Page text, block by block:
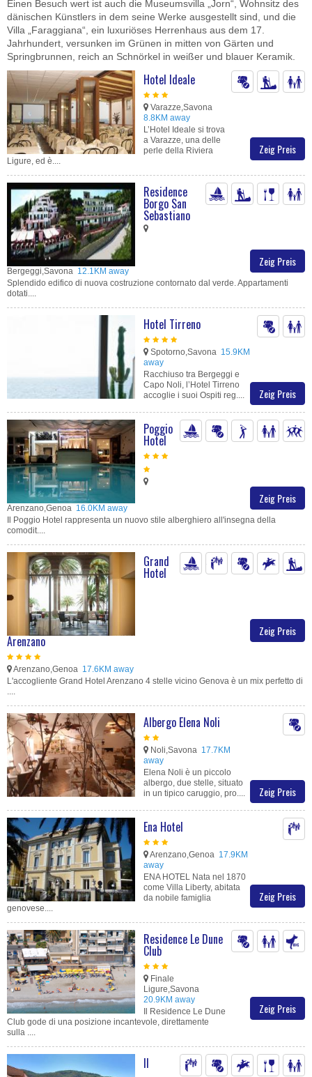
Einen Besuch wert ist auch die Museumsvilla „Jorn“, Wohnsitz des
dänischen Künstlers in dem seine Werke ausgestellt sind, und die
Villa „Faraggiana“, ein luxuriöses Herrenhaus aus dem 17.
Jahrhundert, versunken im Grünen in mitten von Gärten und
Springbrunnen, reich an Schnörkel in weißer und blauer Keramik.
Zeig Preis
Hotel Ideale
Varazze,Savona
8.8KM away
L’Hotel Ideale si trova
a Varazze, una delle
perle della Riviera
Ligure, ed è....
Zeig Preis
Residence
Borgo San
Sebastiano
Bergeggi,Savona 12.1KM away
Splendido edifico di nuova costruzione contornato dal verde. Appartamenti
dotati....
Zeig Preis
Hotel Tirreno
Spotorno,Savona 15.9KM
away
Racchiuso tra Bergeggi e
Capo Noli, l’Hotel Tirreno
accoglie i suoi Ospiti reg....
Zeig Preis
Poggio
Hotel
Arenzano,Genoa 16.0KM away
Il Poggio Hotel rappresenta un nuovo stile alberghiero all'insegna della
comodit....
Zeig Preis
Grand
Hotel
Arenzano
Arenzano,Genoa 17.6KM away
L'accogliente Grand Hotel Arenzano 4 stelle vicino Genova è un mix perfetto di
Zeig Preis
Albergo Elena Noli
Noli,Savona 17.7KM
away
Elena Noli è un piccolo
albergo, due stelle, situato
in un tipico caruggio, pro....
Zeig Preis
Ena Hotel
Arenzano,Genoa 17.9KM
away
ENA HOTEL Nata nel 1870
come Villa Liberty, abitata
da nobile famiglia
genovese....
Zeig Preis
Residence Le Dune
Club
Finale
Ligure,Savona
20.9KM away
Il Residence Le Dune
Club gode di una posizione incantevole, direttamente
sulla ....
Il